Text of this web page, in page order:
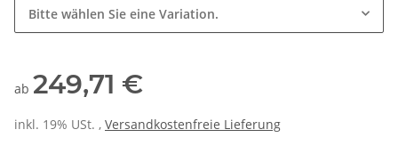
Bitte wählen Sie eine Variation.
ab 249,71 €
inkl. 19% USt. , Versandkostenfreie Lieferung